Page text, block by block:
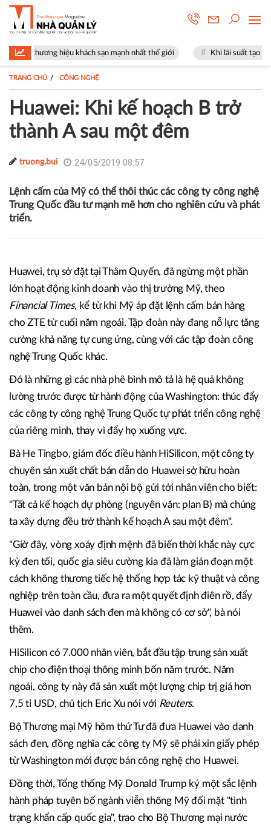
hiệu khách sạn mạnh nhất thế giới Khi lãi suất tạo đỉnh, đừng chọn
TRANG CHỦ CÔNG NGHỆ
Huawei: Khi kế hoạch B trở
thành A sau một đêm
truong.bui 24/05/2019 08:57
Lệnh cấm của Mỹ có thể thôi thúc các công ty công nghệ
Trung Quốc đầu tư mạnh mẽ hơn cho nghiên cứu và phát
triển.
Huawei, trụ sở đặt tại Thâm Quyến, đã ngừng một phần
lớn hoạt động kinh doanh vào thị trường Mỹ, theo
Financial Times, kể từ khi Mỹ áp đặt lệnh cấm bán hàng
cho ZTE từ cuối năm ngoái. Tập đoàn này đang nỗ lực tăng
cường khả năng tự cung ứng, cùng với các tập đoàn công
nghệ Trung Quốc khác.
Đó là những gì các nhà phê bình mô tả là hệ quả không
lường trước được từ hành động của Washington: thúc đẩy
các công ty công nghệ Trung Quốc tự phát triển công nghệ
của riêng mình, thay vì đẩy họ xuống vực.
Bà He Tingbo, giám đốc điều hành HiSilicon, một công ty
chuyên sản xuất chất bán dẫn do Huawei sở hữu hoàn
toàn, trong một văn bản nội bộ gửi tới nhân viên cho biết:
"Tất cả kế hoạch dự phòng (nguyên văn: plan B) mà chúng
ta xây dựng đều trở thành kế hoạch A sau một đêm".
"Giờ đây, vòng xoáy định mệnh đã biến thời khắc này cực
kỳ đen tối, quốc gia siêu cường kia đã làm gián đoạn một
cách không thương tiếc hệ thống hợp tác kỹ thuật và công
nghiệp trên toàn cầu, đưa ra một quyết định điên rồ, đẩy
Huawei vào danh sách đen mà không có cơ sở", bà nói
thêm.
HiSilicon có 7.000 nhân viên, bắt đầu tập trung sản xuất
chip cho điện thoại thông minh bốn năm trước. Năm
ngoái, công ty này đã sản xuất một lượng chip trị giá hơn
7,5 tỉ USD, chủ tịch Eric Xu nói với Reuters.
Bộ Thương mại Mỹ hôm thứ Tư đã đưa Huawei vào danh
sách đen, đồng nghĩa các công ty Mỹ sẽ phải xin giấy phép
từ Washington mới được bán công nghệ cho Huawei.
Đồng thời, Tổng thống Mỹ Donald Trump ký một sắc lệnh
hành pháp tuyên bố ngành viễn thông Mỹ đối mặt "tình
trạng khẩn cấp quốc gia", trao cho Bộ Thương mại nước